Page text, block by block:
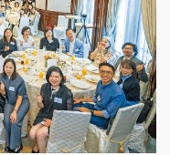
優享生活
會員活動